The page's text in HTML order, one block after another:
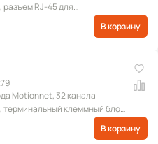
разъем RJ-45 для
В корзину
Motionnet, 32 канала
терминальный клеммный блок
В корзину